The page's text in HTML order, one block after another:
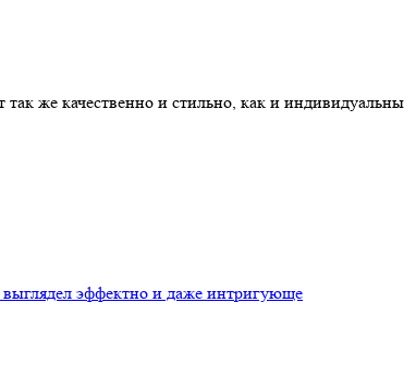
же качественно и стильно, как и
эффектно и даже интригующе